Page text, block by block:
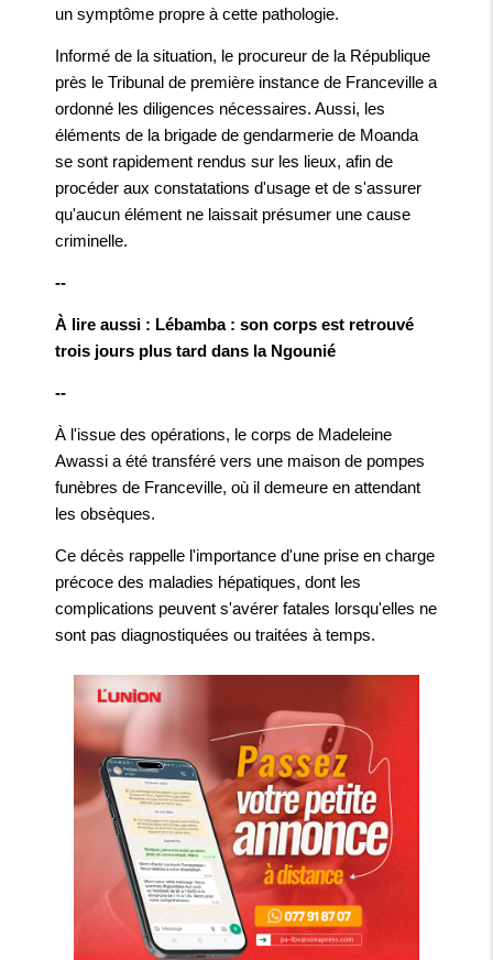
un symptôme propre à cette pathologie.
Informé de la situation, le procureur de la République
près le Tribunal de première instance de Franceville a
ordonné les diligences nécessaires. Aussi, les
éléments de la brigade de gendarmerie de Moanda
se sont rapidement rendus sur les lieux, afin de
procéder aux constatations d'usage et de s'assurer
qu'aucun élément ne laissait présumer une cause
criminelle.
--
À lire aussi : Lébamba : son corps est retrouvé
trois jours plus tard dans la Ngounié
--
À l'issue des opérations, le corps de Madeleine
Awassi a été transféré vers une maison de pompes
funèbres de Franceville, où il demeure en attendant
les obsèques.
Ce décès rappelle l'importance d'une prise en charge
précoce des maladies hépatiques, dont les
complications peuvent s'avérer fatales lorsqu'elles ne
sont pas diagnostiquées ou traitées à temps.